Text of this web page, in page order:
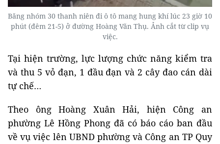
Băng nhóm 30 thanh niên đi ô tô mang hung khí lúc 23 giờ 10
phút (đêm 21-5) ở đường Hoàng Văn Thụ. Ảnh cắt từ clip vụ
việc.
Tại hiện trường, lực lượng chức năng kiểm tra
và thu 5 vỏ đạn, 1 đầu đạn và 2 cây đao cán dài
tự chế…
Theo ông Hoàng Xuân Hải, hiện Công an
phường Lê Hồng Phong đã có báo cáo ban đầu
về vụ việc lên UBND phường và Công an TP Quy